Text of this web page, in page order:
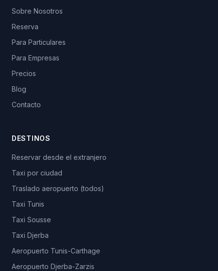
Sobre Nosotros
Reserva
Para Particulares
Para Empresas
Precios
Blog
Contacto
DESTINOS
Reservar desde el extranjero
Taxi por ciudad
Traslado aeropuerto (todos)
Taxi Tunis
Taxi Sousse
Taxi Djerba
Aeropuerto Tunis-Carthage
Aeropuerto Djerba-Zarzis